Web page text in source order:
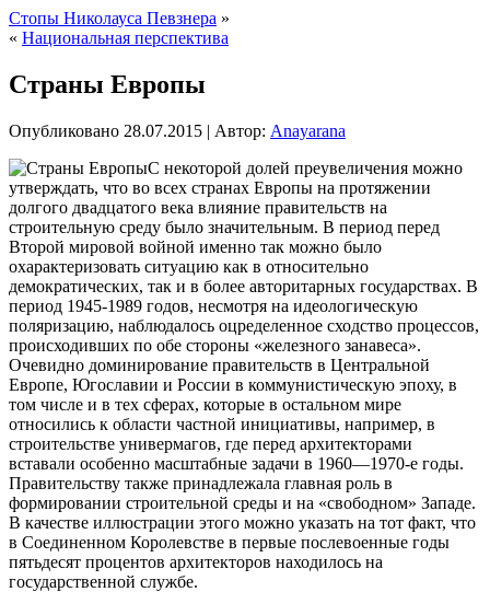
Стопы Николауса Певзнера »
« Национальная перспектива
Страны Европы
Опубликовано 28.07.2015 | Автор: Anayarana
С некоторой долей преувеличения можно
утверждать, что во всех странах Европы на протяжении
долгого двадцатого века влияние правительств на
строительную среду было значительным. В период перед
Второй мировой войной именно так можно было
охарактеризовать ситуацию как в относительно
демократических, так и в более авторитарных государствах. В
период 1945-1989 годов, несмотря на идеологическую
поляризацию, наблюдалось оцределенное сходство процессов,
происходивших по обе стороны «железного занавеса».
Очевидно доминирование правительств в Центральной
Европе, Югославии и России в коммунистическую эпоху, в
том числе и в тех сферах, которые в остальном мире
относились к области частной инициативы, например, в
строительстве универмагов, где перед архитекторами
вставали особенно масштабные задачи в 1960—1970-е годы.
Правительству также принадлежала главная роль в
формировании строительной среды и на «свободном» Западе.
В качестве иллюстрации этого можно указать на тот факт, что
в Соединенном Королевстве в первые послевоенные годы
пятьдесят процентов архитекторов находилось на
государственной службе.